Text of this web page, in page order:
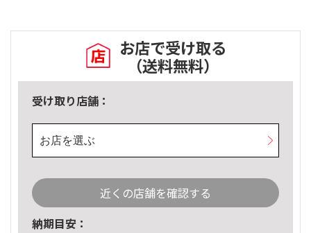
お店で受け取る
（送料無料）
受け取り店舗：
お店を選ぶ
近くの店舗を確認する
納期目安：